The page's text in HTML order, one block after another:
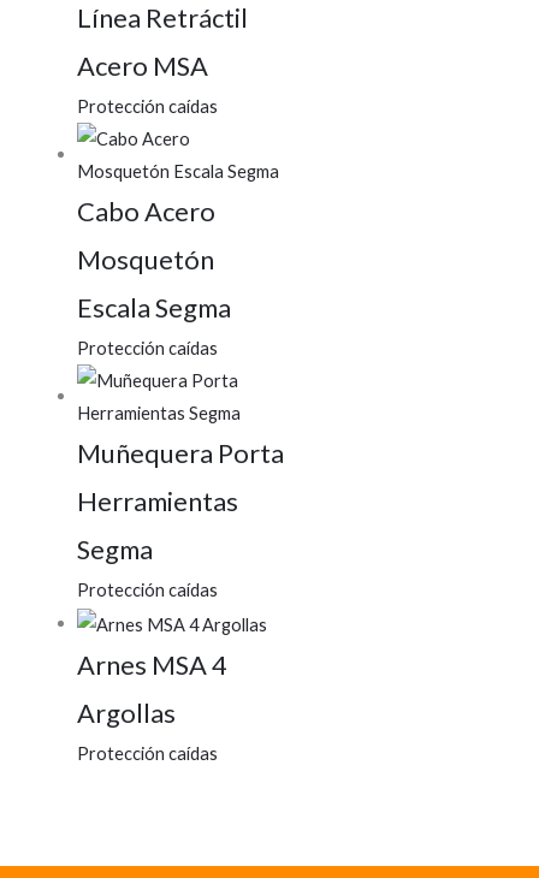
Línea Retráctil
Acero MSA
Protección caídas
Cabo Acero
Mosquetón
Escala Segma
Protección caídas
Muñequera Porta
Herramientas
Segma
Protección caídas
Arnes MSA 4
Argollas
Protección caídas